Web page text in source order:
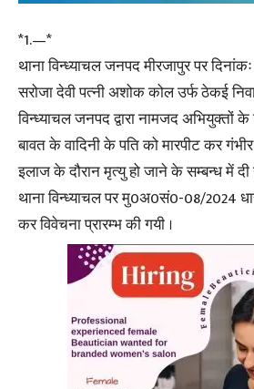
*1.—*
थाना विन्ध्याचल जनपद मीरजापुर पर
सरोजा देवी पत्नी अशोक कोल उर्फ ठेकई
विन्ध्याचल जनपद द्वारा नामजद अभियुक्तों के
बावत के वादिनी के पति को मारपीट कर
इलाज के दौरान मृत्यु हो जाने के सम्बन्ध में
थाना विन्ध्याचल पर मु0अ0सं0-08/2024
कर विवेचना प्रारम्भ की गयी ।